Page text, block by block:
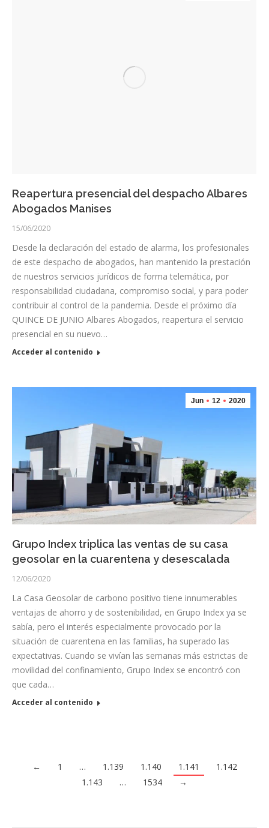
Reapertura presencial del despacho Albares
Abogados Manises
15/06/2020
Desde la declaración del estado de alarma, los profesionales
de este despacho de abogados, han mantenido la prestación
de nuestros servicios jurídicos de forma telemática, por
responsabilidad ciudadana, compromiso social, y para poder
contribuir al control de la pandemia. Desde el próximo día
QUINCE DE JUNIO Albares Abogados, reapertura el servicio
presencial en su nuevo…
Acceder al contenido
Jun 12 2020
Grupo Index triplica las ventas de su casa
geosolar en la cuarentena y desescalada
12/06/2020
La Casa Geosolar de carbono positivo tiene innumerables
ventajas de ahorro y de sostenibilidad, en Grupo Index ya se
sabía, pero el interés especialmente provocado por la
situación de cuarentena en las familias, ha superado las
expectativas. Cuando se vivían las semanas más estrictas de
movilidad del confinamiento, Grupo Index se encontró con
que cada…
Acceder al contenido
← 1 … 1.139 1.140 1.141
1.142
1.143
… 1534 →